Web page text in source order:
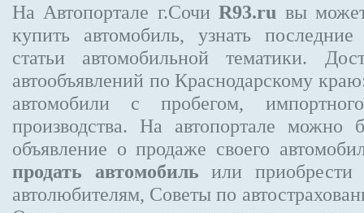
На Автопортале г.СочиR93.ru вы
купить автомобиль, узнать
статьи автомобильной тематики.
автообъявлений по Краснодарскому
автомобили с пробегом,
производства. На автопортале можно
объявление о продаже своего
продать автомобиль или
автолюбителям, Советы по